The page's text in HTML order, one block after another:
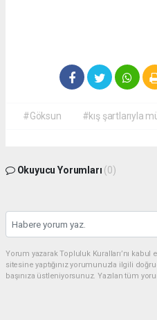
#Göksun #kış şartlarıyla
Okuyucu Yorumları (0)
Yorum yazarak Topluluk Kuralları’nı
sitesine yaptığınız yorumunuzla ilgili
başınıza üstleniyorsunuz. Yazılan tüm